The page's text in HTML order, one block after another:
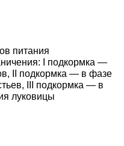
питания
I подкормка —
II подкормка — в фазе
III подкормка — в
луковицы